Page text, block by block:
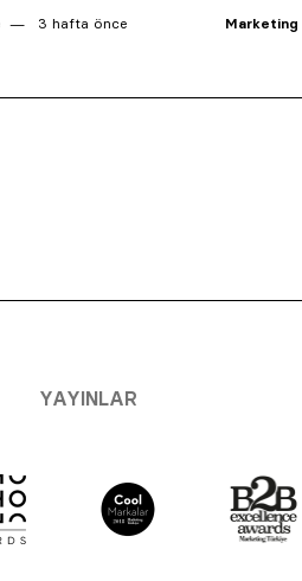
3 hafta önce Marketing
YAYINLAR